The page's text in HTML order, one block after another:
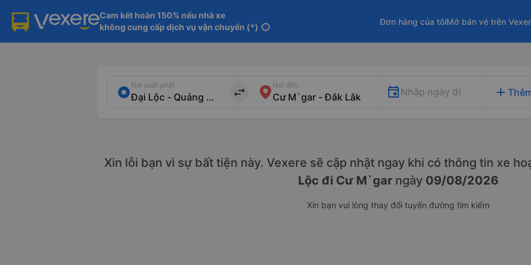
Cam kết hoàn 150% nếu nhà xe
không cung cấp dịch vụ vận chuyển (*) info
Đơn hàng của tôiMở bán vé trên
Nơi xuất phát
import_export
Nơi đến
Nhập ngày đi add
Xin lỗi bạn vì sự bất tiện này. Vexere sẽ cập nhật ngay khi có thông tin xe
Lộc đi Cư M`gar ngày 09/08/2026
Xin bạn vui lòng thay đổi tuyến đường tìm kiếm